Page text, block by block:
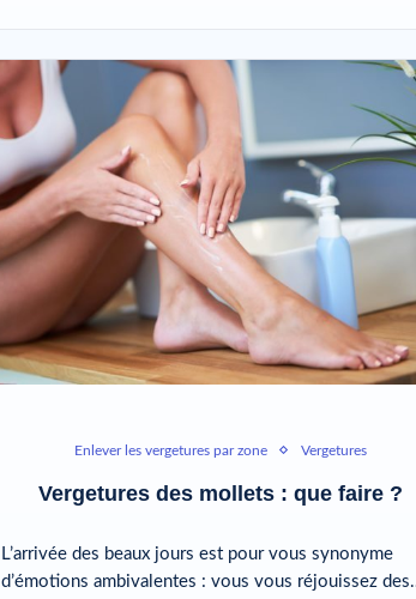
Enlever les vergetures par zone Vergetures
Vergetures des mollets : que faire ?
L’arrivée des beaux jours est pour vous synonyme
d’émotions ambivalentes : vous vous réjouissez